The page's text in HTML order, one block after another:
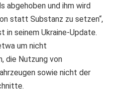
abgehoben und ihm wird
statt Substanz zu setzen“,
in seinem Ukraine-Update.
um nicht
die Nutzung von
sowie nicht der